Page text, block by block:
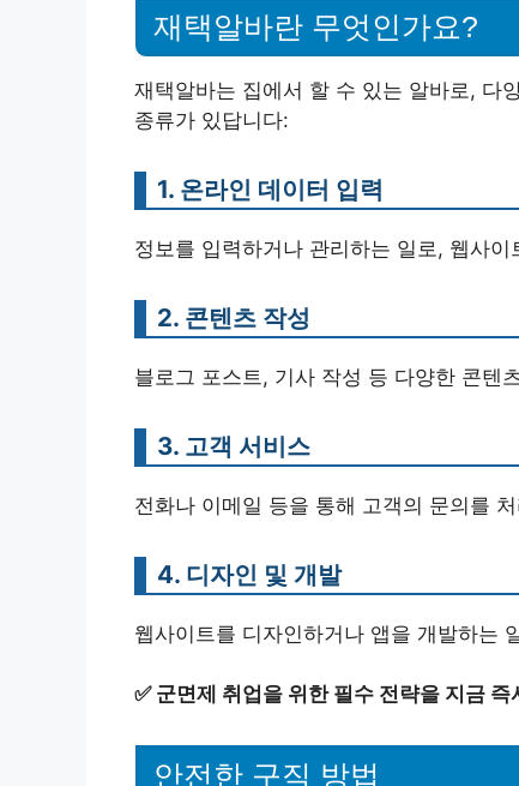
재택알바란 무엇인가요?
재택알바는 집에서 할 수 있는 알바로, 다
종류가 있답니다:
1. 온라인 데이터 입력
정보를 입력하거나 관리하는 일로, 웹사
2. 콘텐츠 작성
블로그 포스트, 기사 작성 등 다양한 콘텐
3. 고객 서비스
전화나 이메일 등을 통해 고객의 문의를
4. 디자인 및 개발
웹사이트를 디자인하거나 앱을 개발하는
✅ 군면제 취업을 위한 필수 전략을 지금 즉
안전한 구직 방법